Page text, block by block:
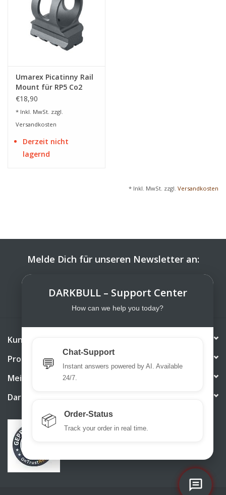
Umarex Picatinny Rail
Mount für RP5 Co2
Pistole - BK
€18,90
* Inkl. MwSt. zzgl.
Versandkosten
Derzeit nicht
lagernd
* Inkl. MwSt. zzgl. Versandkosten
Melde Dich für unseren Newsletter an:
Kundendienst
Produkte
Mein Konto
DarkBull TrendStore
DARKBULL – Support Center
How can we help you today?
💬
Chat-Support
Instant answers powered by AI. Available
24/7.
📦 Order-Status
Track your order in real time.